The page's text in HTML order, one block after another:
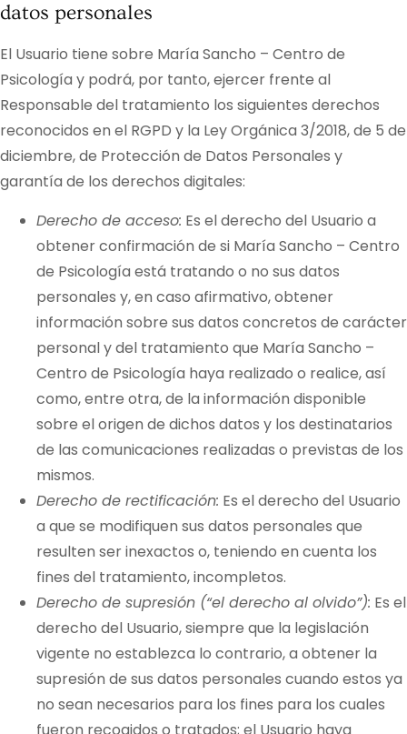
datos personales
El Usuario tiene sobre María Sancho – Centro de
Psicología y podrá, por tanto, ejercer frente al
Responsable del tratamiento los siguientes derechos
reconocidos en el RGPD y la Ley Orgánica 3/2018, de 5 de
diciembre, de Protección de Datos Personales y
garantía de los derechos digitales:
Derecho de acceso: Es el derecho del Usuario a
obtener confirmación de si María Sancho – Centro
de Psicología está tratando o no sus datos
personales y, en caso afirmativo, obtener
información sobre sus datos concretos de carácter
personal y del tratamiento que María Sancho –
Centro de Psicología haya realizado o realice, así
como, entre otra, de la información disponible
sobre el origen de dichos datos y los destinatarios
de las comunicaciones realizadas o previstas de los
mismos.
Derecho de rectificación: Es el derecho del Usuario
a que se modifiquen sus datos personales que
resulten ser inexactos o, teniendo en cuenta los
fines del tratamiento, incompletos.
Derecho de supresión (“el derecho al olvido”): Es el
derecho del Usuario, siempre que la legislación
vigente no establezca lo contrario, a obtener la
supresión de sus datos personales cuando estos ya
no sean necesarios para los fines para los cuales
fueron recogidos o tratados; el Usuario haya